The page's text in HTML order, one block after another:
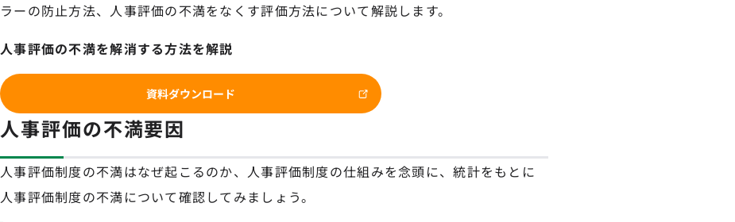
ラーの防止方法、人事評価の不満をなくす評価方法について解説します。
人事評価の不満を解消する方法を解説
資料ダウンロード
人事評価の不満要因
人事評価制度の不満はなぜ起こるのか、人事評価制度の仕組みを念頭に、統計をもとに
人事評価制度の不満について確認してみましょう。